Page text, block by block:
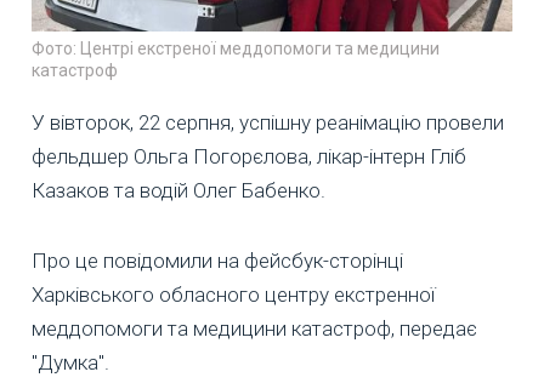
Фото: Центрі екстреної меддопомоги та медицини
катастроф
У вівторок, 22 серпня, успішну реанімацію провели
фельдшер Ольга Погорєлова, лікар-інтерн Гліб
Казаков та водій Олег Бабенко.
Про це повідомили на фейсбук-сторінці
Харківського обласного центру екстренної
меддопомоги та медицини катастроф, передає
"Думка".